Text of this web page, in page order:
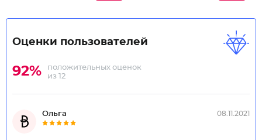
Оценки пользователей
92%
положительных оценок
из 12
Ольга 08.11.2021